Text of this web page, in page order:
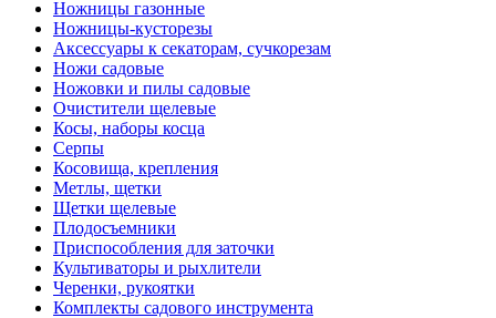
Ножницы газонные
Ножницы-кусторезы
Аксессуары к секаторам, сучкорезам
Ножи садовые
Ножовки и пилы садовые
Очистители щелевые
Косы, наборы косца
Серпы
Косовища, крепления
Метлы, щетки
Щетки щелевые
Плодосъемники
Приспособления для заточки
Культиваторы и рыхлители
Черенки, рукоятки
Комплекты садового инструмента